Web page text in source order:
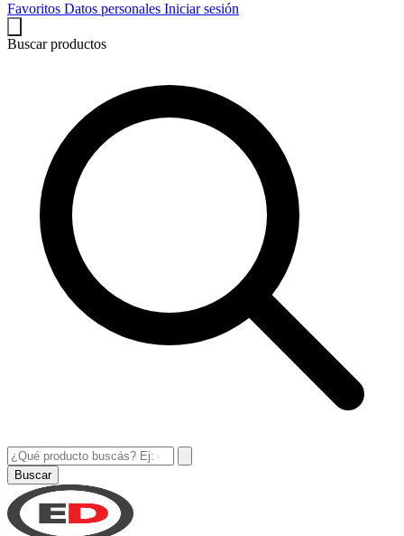
Favoritos Datos personales Iniciar sesión
Buscar productos
Buscar